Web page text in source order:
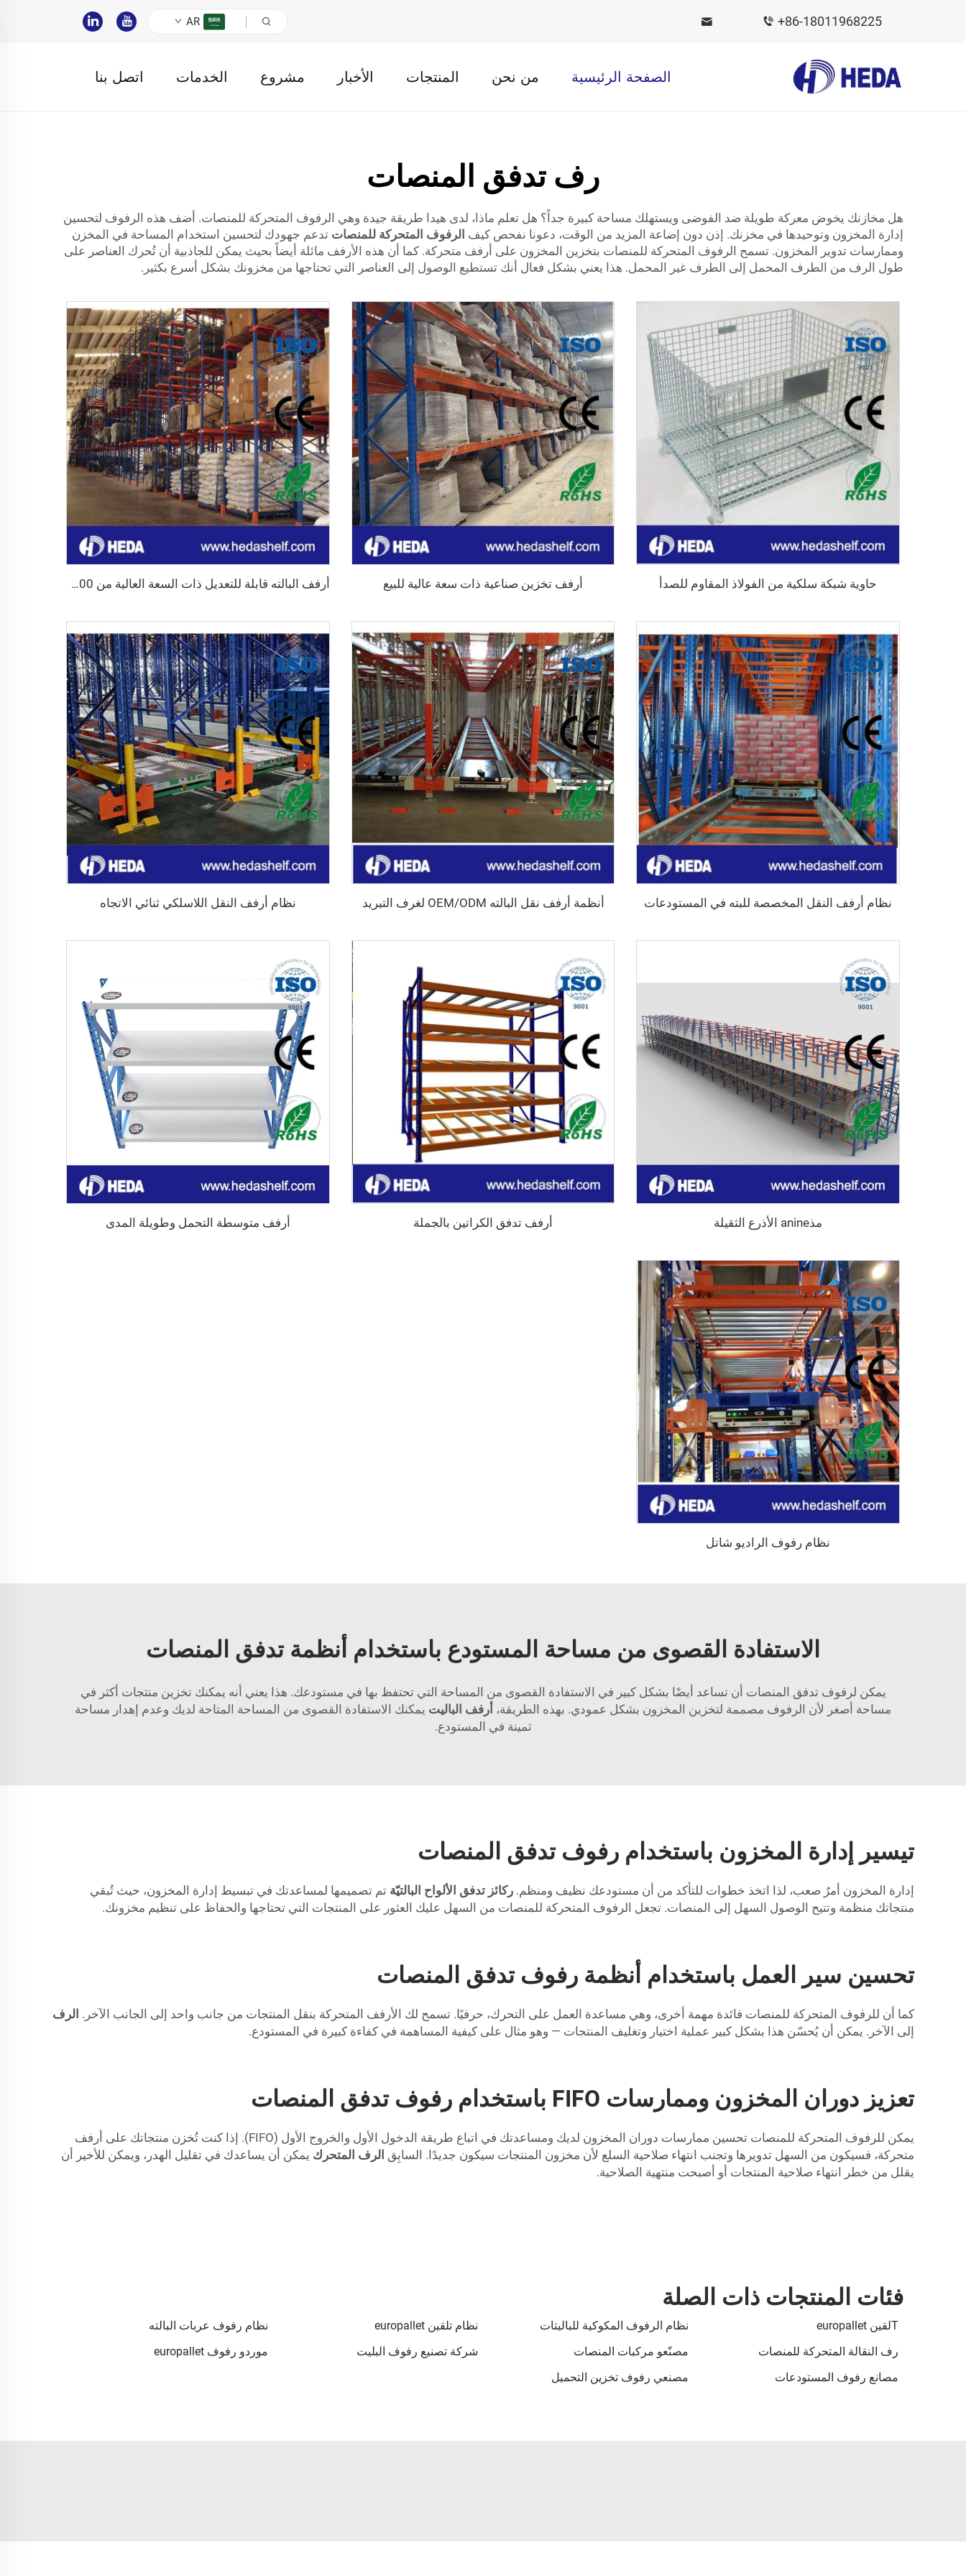
+86-18011968225
AR
الصفحة الرئيسية من نحن المنتجات الأخبار مشروع الخدمات اتصل بنا
رف تدفق المنصات
هل مخازنك يخوض معركة طويلة ضد الفوضى ويستهلك مساحة كبيرة جداً؟ هل تعلم ماذا، لدى هيدا طريقة جيدة وهي الرفوف المتحركة للمنصات. أضف هذه الرفوف لتحسين
إدارة المخزون وتوحيدها في مخزنك. إذن دون إضاعة المزيد من الوقت، دعونا نفحص كيف الرفوف المتحركة للمنصات تدعم جهودك لتحسين استخدام المساحة في المخزن
وممارسات تدوير المخزون. تسمح الرفوف المتحركة للمنصات بتخزين المخزون على أرفف متحركة. كما أن هذه الأرفف مائلة أيضاً بحيث يمكن للجاذبية أن تُحرك العناصر على
طول الرف من الطرف المحمل إلى الطرف غير المحمل. هذا يعني بشكل فعال أنك تستطيع الوصول إلى العناصر التي تحتاجها من مخزونك بشكل أسرع بكثير.
حاوية شبكة سلكية من الفولاذ المقاوم للصدأ أرفف تخزين صناعية ذات سعة عالية للبيع أرفف البالته قابلة للتعديل ذات السعة العالية من 1000 إلى 5000 كجم
نظام أرفف النقل المخصصة للبته في المستودعات أنظمة أرفف نقل البالته OEM/ODM لغرف التبريد نظام أرفف النقل اللاسلكي ثنائي الاتجاه
مذanine الأذرع الثقيلة أرفف تدفق الكراتين بالجملة أرفف متوسطة التحمل وطويلة المدى
نظام رفوف الراديو شاتل
الاستفادة القصوى من مساحة المستودع باستخدام أنظمة تدفق المنصات
يمكن لرفوف تدفق المنصات أن تساعد أيضًا بشكل كبير في الاستفادة القصوى من المساحة التي تحتفظ بها في مستودعك. هذا يعني أنه يمكنك تخزين منتجات أكثر في
مساحة أصغر لأن الرفوف مصممة لتخزين المخزون بشكل عمودي. بهذه الطريقة، أرفف الباليت يمكنك الاستفادة القصوى من المساحة المتاحة لديك وعدم إهدار مساحة
ثمينة في المستودع.
تيسير إدارة المخزون باستخدام رفوف تدفق المنصات
إدارة المخزون أمرٌ صعب، لذا اتخذ خطوات للتأكد من أن مستودعك نظيف ومنظم. ركائز تدفق الألواح البالتيّة تم تصميمها لمساعدتك في تبسيط إدارة المخزون، حيث تُبقي
منتجاتك منظمة وتتيح الوصول السهل إلى المنصات. تجعل الرفوف المتحركة للمنصات من السهل عليك العثور على المنتجات التي تحتاجها والحفاظ على تنظيم مخزونك.
تحسين سير العمل باستخدام أنظمة رفوف تدفق المنصات
كما أن للرفوف المتحركة للمنصات فائدة مهمة أخرى، وهي مساعدة العمل على التحرك، حرفيًا. تسمح لك الأرفف المتحركة بنقل المنتجات من جانب واحد إلى الجانب الآخر. الرف
إلى الآخر. يمكن أن يُحسّن هذا بشكل كبير عملية اختيار وتغليف المنتجات — وهو مثال على كيفية المساهمة في كفاءة كبيرة في المستودع.
تعزيز دوران المخزون وممارسات FIFO باستخدام رفوف تدفق المنصات
يمكن للرفوف المتحركة للمنصات تحسين ممارسات دوران المخزون لديك ومساعدتك في اتباع طريقة الدخول الأول والخروج الأول (FIFO). إذا كنت تُخزن منتجاتك على أرفف
متحركة، فسيكون من السهل تدويرها وتجنب انتهاء صلاحية السلع لأن مخزون المنتجات سيكون جديدًا. السابِق الرف المتحرك يمكن أن يساعدك في تقليل الهدر، ويمكن للأخير أن
يقلل من خطر انتهاء صلاحية المنتجات أو أصبحت منتهية الصلاحية.
فئات المنتجات ذات الصلة
Tلقين europallet نظام الرفوف المكوكية للباليتات نظام تلقين europallet
نظام رفوف عربات البالته
رف النقالة المتحركة للمنصات
مصنّعو مركبات المنصات شركة تصنيع رفوف البليت
موردو رفوف europallet
مصانع رفوف المستودعات
مصنعي رفوف تخزين التحميل